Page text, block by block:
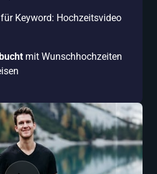
für Keyword: Hochzeitsvideo
mit Wunschhochzeiten